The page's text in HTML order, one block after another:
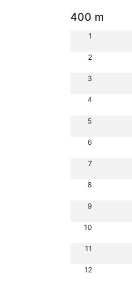
400 m
1
2
3
4
5
6
7
8
9
10
11
12